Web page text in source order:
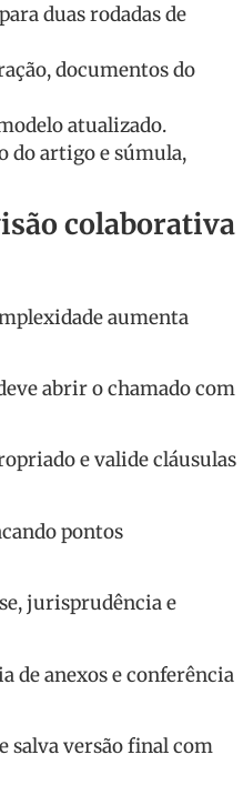
duas rodadas de
documentos do
atualizado.
do artigo e súmula,
colaborativa
aumenta
abrir o chamado com
e valide cláusulas
pontos
jurisprudência e
de anexos e conferência
salva versão final com